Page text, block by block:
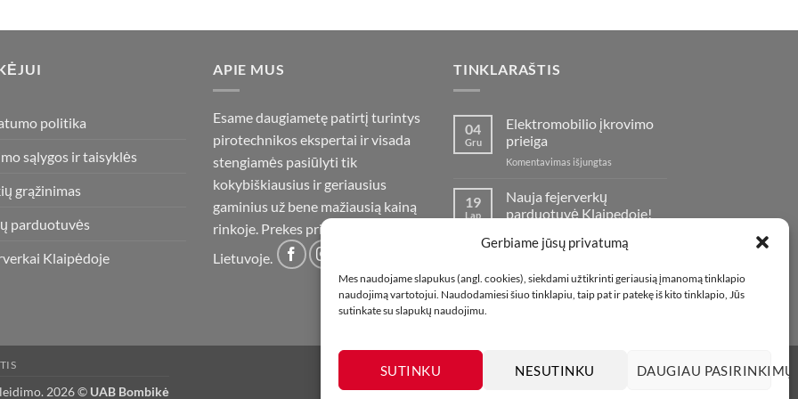
Gerbiame jūsų privatumą
Mes naudojame slapukus (angl. cookies), siekdami užtikrinti geriausią įmanomą tinklapio
naudojimą vartotojui. Naudodamiesi šiuo tinklapiu, taip pat ir patekę iš kito tinklapio, Jūs
sutinkate su slapukų naudojimu.
SUTINKU NESUTINKU DAUGIAU PASIRINKIMŲ
politika
sąlygos ir taisyklės
grąžinimas
parduotuvės
Klaipėdoje
APIE MUS
Esame daugiametę patirtį turintys
pirotechnikos ekspertai ir visada
stengiamės pasiūlyti tik
kokybiškiausius ir geriausius
gaminius už bene mažiausią kainą
rinkoje. Prekes pristatome visoje
Lietuvoje.
TINKLARAŠTIS
04
Gru
Elektromobilio įkrovimo
prieiga
Komentavimas išjungtas
19
Lap
Nauja fejerverkų
parduotuvė Klaipedoje!
Nauja
parduotuvė
Klaipedoje!
01
Lap
fejerverkus
2026 © UAB Bombikė